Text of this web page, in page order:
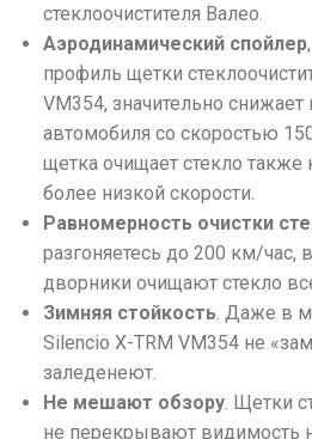
стеклоочистителя Валео.
Аэродинамический спойлер
профиль щетки
VM354, значительно
автомобиля со скоростью
щетка очищает стекло также
более низкой скорости.
Равномерность очистки
разгоняетесь до 200 км/час,
дворники очищают стекло
Зимняя стойкость. Даже в
Silencio X-TRM VM354 не
заледенеют.
Не мешают обзору. Щетки
не перекрывают видимость